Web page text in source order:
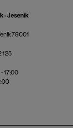
- Jeseník
79001
125
17:00